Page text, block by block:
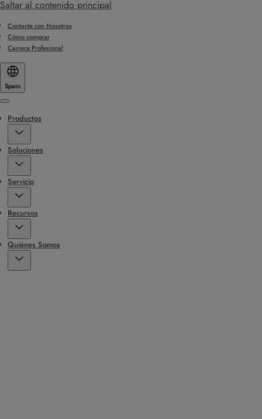
Saltar al contenido principal
Contacte con Nosotros
Cómo comprar
Carrera Profesional
Spain
Menu
Productos
Soluciones
Servicio
Recursos
Quiénes Somos